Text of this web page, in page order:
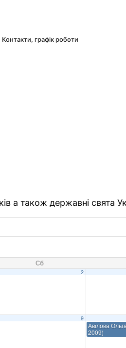
Контакти, графік роботи
а також державні свята
Сб
2
9
Авілова
2009)